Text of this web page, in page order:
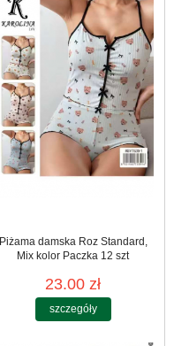
Piżama damska Roz Standard,
Mix kolor Paczka 12 szt
23.00 zł
szczegóły